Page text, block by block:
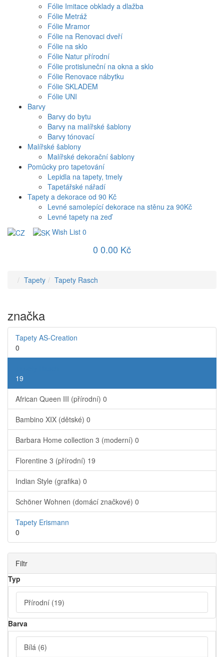
Fólie Imitace obklady a dlažba
Fólie Metráž
Fólie Mramor
Fólie na Renovaci dveří
Fólie na sklo
Fólie Natur přírodní
Fólie protisluneční na okna a sklo
Fólie Renovace nábytku
Fólie SKLADEM
Fólie UNI
Barvy
Barvy do bytu
Barvy na malířské šablony
Barvy tónovací
Malířské šablony
Malířské dekorační šablony
Pomůcky pro tapetování
Lepidla na tapety, tmely
Tapetářské nářadí
Tapety a dekorace od 90 Kč
Levné samolepící dekorace na stěnu za 90Kč
Levné tapety na zeď
Wish List 0
0 0.00 Kč
Tapety Tapety Rasch
značka
Tapety AS-Creation
0
19
African Queen III (přírodní) 0
Bambino XIX (dětské) 0
Barbara Home collection 3 (moderní) 0
Florentine 3 (přírodní) 19
Indian Style (grafika) 0
Schöner Wohnen (domácí značkové) 0
Tapety Erismann
0
Filtr
Typ
Přírodní (19)
Barva
Bílá (6)